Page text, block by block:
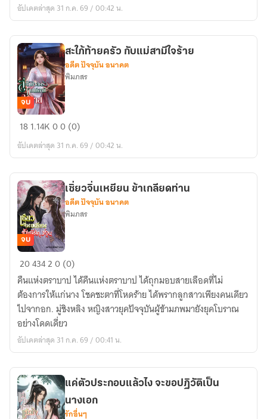
อัปเดตล่าสุด 31 ก.ค. 69 / 00:42 น.
สะใภ้
ครัว
แม่
สามี
ใจร้าย
จบ
สะใภ้ท้ายครัว กับแม่สามีใจร้าย
อดีต ปัจจุบัน อนาคต
พิมภสร
181.14K00 (0)
อัปเดตล่าสุด 31 ก.ค. 69 / 00:42 น.
เซิ่ยว
จิ่น
เห
ยียน
ข้า
เกลียด
ท่าน
จบ
เซิ่ยวจิ่นเหยียน ข้าเกลียดท่าน
อดีต ปัจจุบัน อนาคต
พิมภสร
2043420 (0)
คืนแห่งตราบาป ได้คืนแห่งตราบาป ได้ถุกมอบสายเลือดที่ไม่
ต้องการให้แก่นาง โชคชะตาที่โหดร้าย ได้พรากลูกสาวเพียงคนเดียว
ไปจากอก. มู่ชิงหลิง หญิงสาวยุคปัจจุบันผู้ข้ามภพมายังยุคโบราณ
อย่างโดดเดี่ยว
อัปเดตล่าสุด 31 ก.ค. 69 / 00:41 น.
แค่ตัวประกอบแล้วไง จะขอปฏิวัติเป็น
นางเอก
รักอื่นๆ